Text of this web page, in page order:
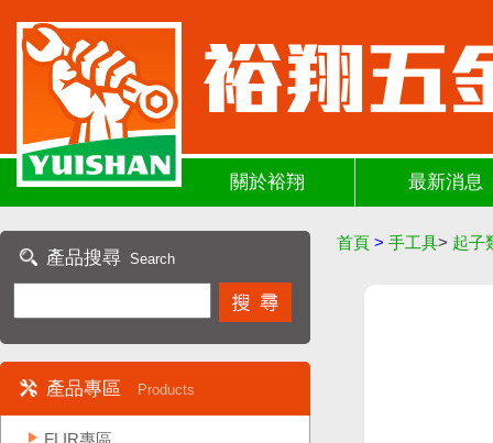
關於裕翔 最新消息
產品搜尋 Search
產品專區 Products
FLIR專區
首頁 > 手工具> 起子